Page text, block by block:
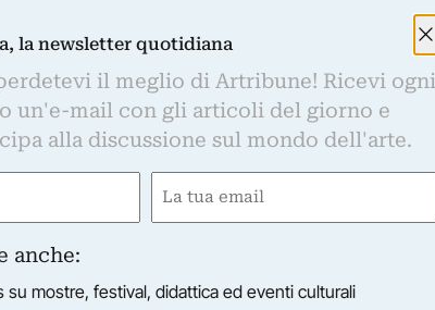
comunicano le gallerie
ricerca e sul supporto degli
, con un focus particolare
a cui entrambe le realtà guardano da
a Brera
ad arricchire
il quartiere più
private e soprattutto al progetto
e già molto promettente, sta
la newsletter quotidiana
il meglio di Artribune! Ricevi ogni
un'e-mail con gli articoli del giorno e
alla discussione sul mondo dell'arte.
Email
anche:
su mostre, festival, didattica ed eventi culturali